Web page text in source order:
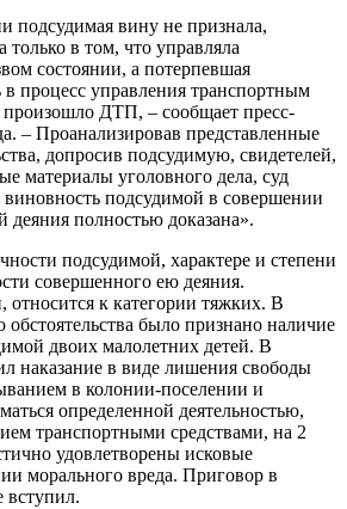
подсудимая вину не признала,
только в том, что управляла
состоянии, а потерпевшая
процесс управления транспортным
произошло ДТП, – сообщает пресс-
– Проанализировав представленные
допросив подсудимую, свидетелей,
материалы уголовного дела, суд
подсудимой в совершении
полностью доказана».
подсудимой, характере и степени
совершенного ею деяния.
относится к категории тяжких. В
обстоятельства было признано наличие
двоих малолетних детей. В
наказание в виде лишения свободы
в колонии-поселении и
определенной деятельностью,
транспортными средствами, на 2
удовлетворены исковые
морального вреда. Приговор в
вступил.